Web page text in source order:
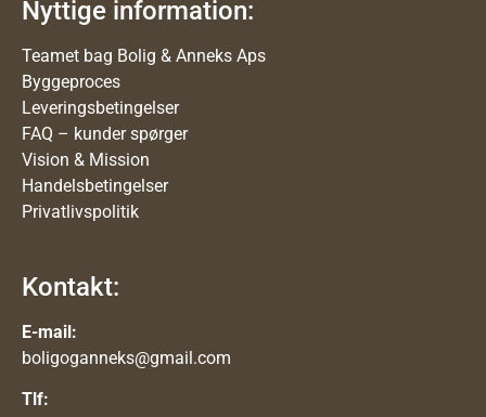
Nyttige information:
Teamet bag Bolig & Anneks Aps
Byggeproces
Leveringsbetingelser
FAQ – kunder spørger
Vision & Mission
Handelsbetingelser
Privatlivspolitik
Kontakt:
E-mail:
boligoganneks@gmail.com
Tlf: